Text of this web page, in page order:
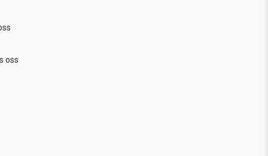
oss